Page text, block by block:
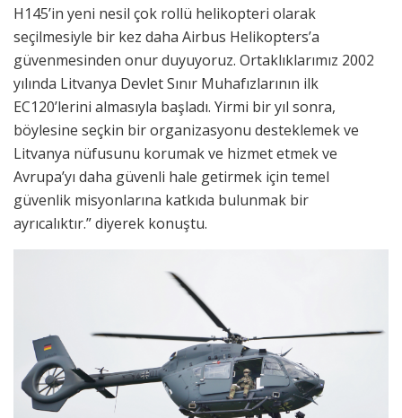
H145’in yeni nesil çok rollü helikopteri olarak
seçilmesiyle bir kez daha Airbus Helikopters’a
güvenmesinden onur duyuyoruz. Ortaklıklarımız 2002
yılında Litvanya Devlet Sınır Muhafızlarının ilk
EC120’lerini almasıyla başladı. Yirmi bir yıl sonra,
böylesine seçkin bir organizasyonu desteklemek ve
Litvanya nüfusunu korumak ve hizmet etmek ve
Avrupa’yı daha güvenli hale getirmek için temel
güvenlik misyonlarına katkıda bulunmak bir
ayrıcalıktır.” diyerek konuştu.